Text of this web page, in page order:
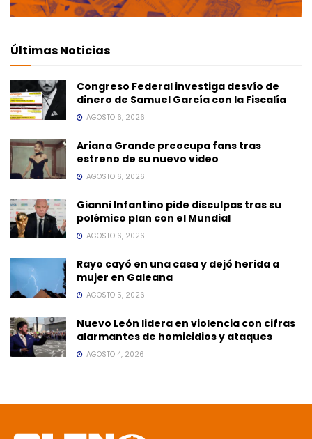
Últimas Noticias
Congreso Federal investiga desvío de
dinero de Samuel García con la Fiscalía
AGOSTO 6, 2026
Ariana Grande preocupa fans tras
estreno de su nuevo video
AGOSTO 6, 2026
Gianni Infantino pide disculpas tras su
polémico plan con el Mundial
AGOSTO 6, 2026
Rayo cayó en una casa y dejó herida a
mujer en Galeana
AGOSTO 5, 2026
Nuevo León lidera en violencia con cifras
alarmantes de homicidios y ataques
AGOSTO 4, 2026